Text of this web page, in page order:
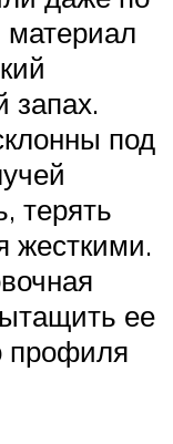
запах.
под
терять
жесткими.
ее
профиля